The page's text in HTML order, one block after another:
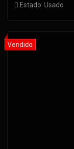
Estado: Usado